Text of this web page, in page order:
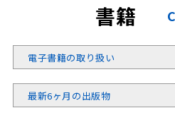
書籍
電子書籍の取り扱い
最新6ヶ月の出版物